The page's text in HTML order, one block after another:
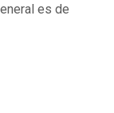
es de